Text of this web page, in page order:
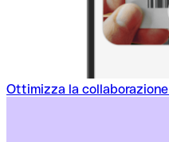
Ottimizza la